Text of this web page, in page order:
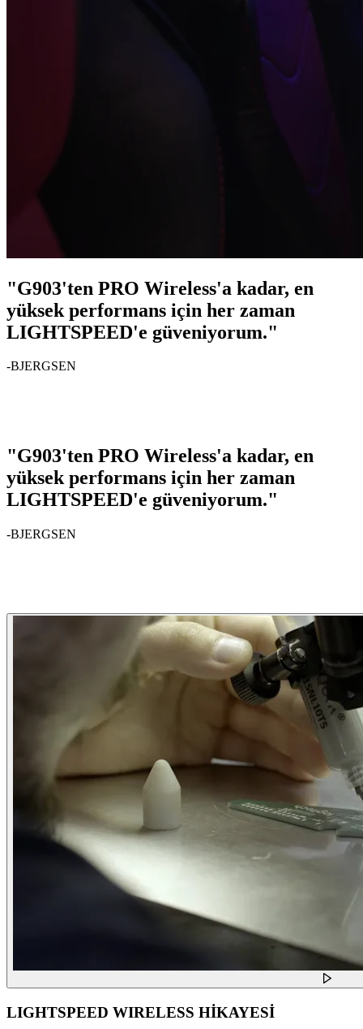
"G903'ten PRO Wireless'a kadar, en
yüksek performans için her zaman
LIGHTSPEED'e güveniyorum."
-BJERGSEN
"G903'ten PRO Wireless'a kadar, en
yüksek performans için her zaman
LIGHTSPEED'e güveniyorum."
-BJERGSEN
LIGHTSPEED WIRELESS HİKAYESİ